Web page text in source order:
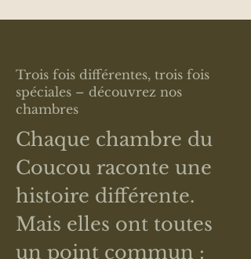
Trois fois différentes, trois fois
spéciales – découvrez nos
chambres
Chaque chambre du
Coucou raconte une
histoire différente.
Mais elles ont toutes
un point commun :